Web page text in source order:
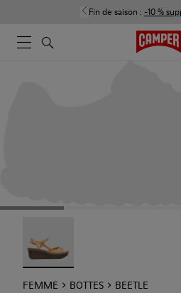
Fin de saison : -10 %
FEMME BOTTES BEETLE